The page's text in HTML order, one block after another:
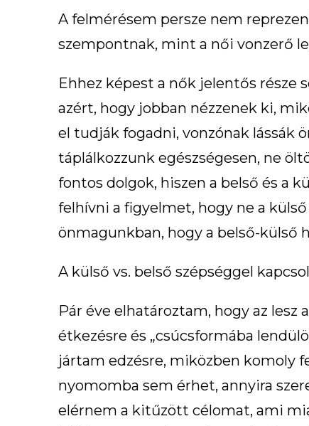
A felmérésem persze nem
szempontnak, mint a női vonzerő
Ehhez képest a nők jelentős része
azért, hogy jobban nézzenek ki,
el tudják fogadni, vonzónak lássák
táplálkozzunk egészségesen, ne
fontos dolgok, hiszen a belső és a
felhívni a figyelmet, hogy ne a
önmagunkban, hogy a belső-külső
A külső vs. belső szépséggel
Pár éve elhatároztam, hogy az
étkezésre és „csúcsformába
jártam edzésre, miközben komoly
nyomomba sem érhet, annyira
elérnem a kitűzött célomat, ami